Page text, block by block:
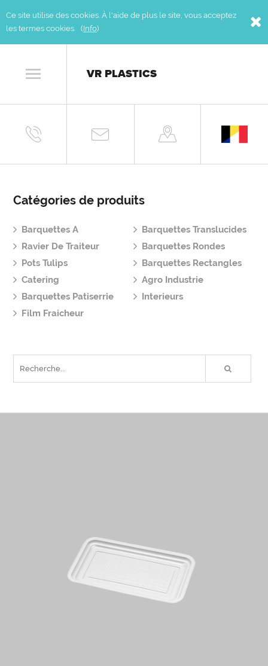
Ce site utilise des cookies. À l'aide de plus le site, vous acceptez
les termes cookies. (Info)
VR PLASTICS
Catégories de produits
Barquettes A
Barquettes Translucides
Ravier De Traiteur
Barquettes Rondes
Pots Tulips
Barquettes Rectangles
Catering
Agro Industrie
Barquettes Patiserrie
Interieurs
Film Fraicheur